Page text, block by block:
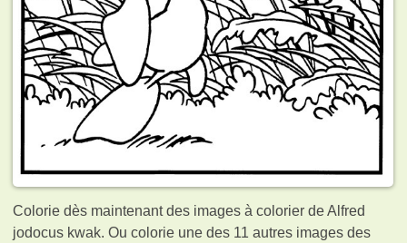
Colorie dès maintenant des images à colorier de Alfred
jodocus kwak. Ou colorie une des 11 autres images des